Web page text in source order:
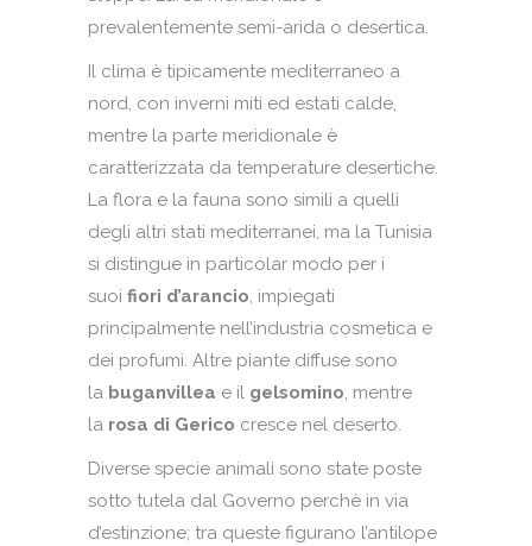
prevalentemente semi-arida o desertica.
Il clima è tipicamente mediterraneo a
nord, con inverni miti ed estati calde,
mentre la parte meridionale è
caratterizzata da temperature desertiche.
La flora e la fauna sono simili a quelli
degli altri stati mediterranei, ma la Tunisia
si distingue in particolar modo per i
suoi fiori d’arancio, impiegati
principalmente nell’industria cosmetica e
dei profumi. Altre piante diffuse sono
la buganvillea e il gelsomino, mentre
la rosa di Gerico cresce nel deserto.
Diverse specie animali sono state poste
sotto tutela dal Governo perchè in via
d’estinzione; tra queste figurano l’antilope